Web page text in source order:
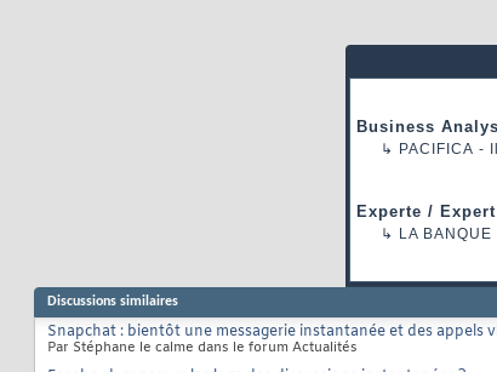
Business
↳ PACIFICA -
Experte /
↳ LA BANQUE
Discussions similaires
Snapchat : bientôt une messagerie instantanée et des appels
Par Stéphane le calme dans le forum Actualités